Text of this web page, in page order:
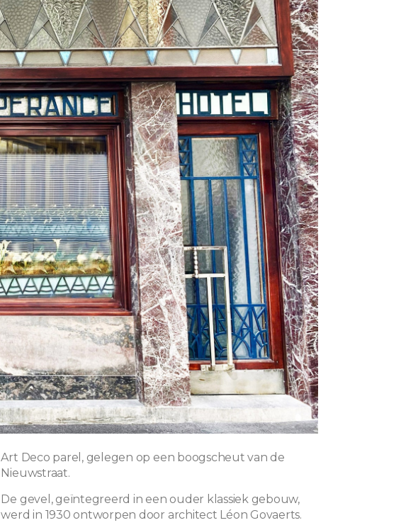
Art Deco parel, gelegen op een boogscheut van de
Nieuwstraat.
De gevel, geïntegreerd in een ouder klassiek gebouw,
werd in 1930 ontworpen door architect Léon Govaerts.